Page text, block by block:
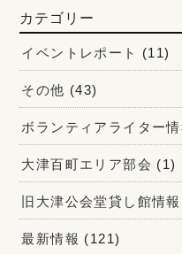
カテゴリー
イベントレポート (11)
その他 (43)
ボランティアライター情
大津百町エリア部会 (1)
旧大津公会堂貸し館情報
最新情報 (121)